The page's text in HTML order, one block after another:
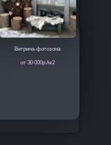
Витрина-фотозона
от 30 000р./м2